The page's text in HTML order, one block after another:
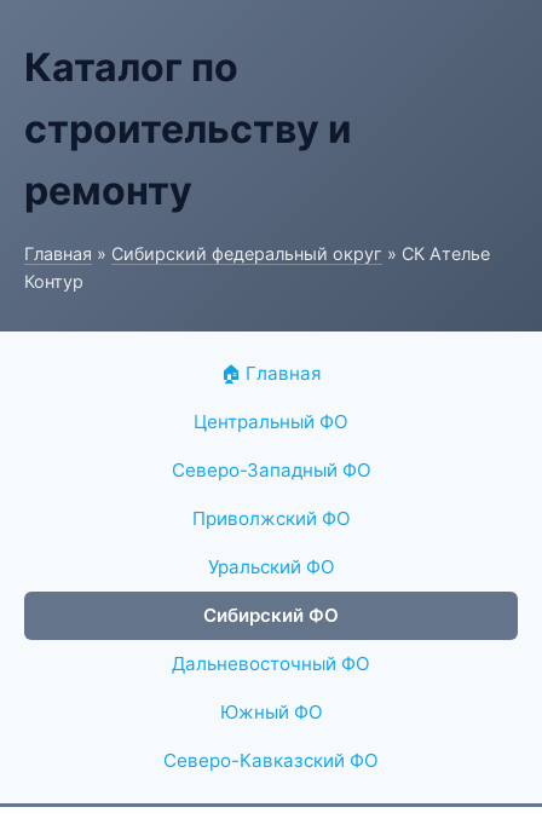
Каталог по
строительству и
ремонту
Главная » Сибирский федеральный округ » СК Ателье
Контур
🏠 Главная
Центральный ФО
Северо-Западный ФО
Приволжский ФО
Уральский ФО
Сибирский ФО
Дальневосточный ФО
Южный ФО
Северо-Кавказский ФО